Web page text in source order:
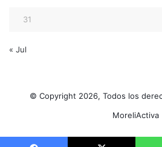
31
« Jul
© Copyright 2026, Todos los
MoreliActiva